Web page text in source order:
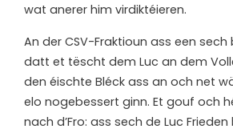
wat anerer him virdiktéieren.
An der CSV-Fraktioun ass een
datt et tëscht dem Luc an dem
den éischte Bléck ass an och net
elo nogebessert ginn. Et gouf och
nach d’Fro: ass sech de Luc